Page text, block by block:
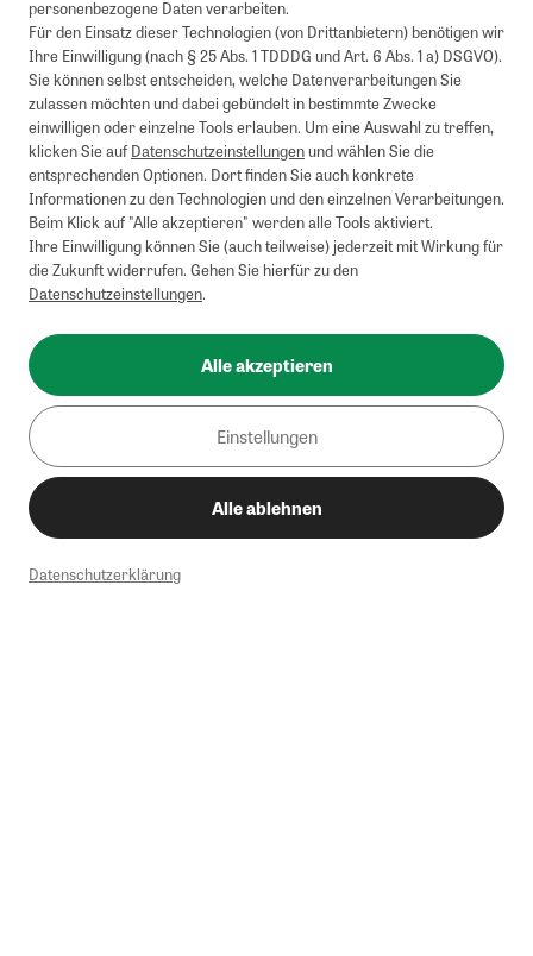
personenbezogene Daten verarbeiten.
Für den Einsatz dieser Technologien (von Drittanbietern) benötigen wir
Ihre Einwilligung (nach § 25 Abs. 1 TDDDG und Art. 6 Abs. 1 a) DSGVO).
Sie können selbst entscheiden, welche Datenverarbeitungen Sie
zulassen möchten und dabei gebündelt in bestimmte Zwecke
einwilligen oder einzelne Tools erlauben. Um eine Auswahl zu treffen,
klicken Sie aufDatenschutzeinstellungenund wählen Sie die
entsprechenden Optionen. Dort finden Sie auch konkrete
Informationen zu den Technologien und den einzelnen Verarbeitungen.
Beim Klick auf "Alle akzeptieren" werden alle Tools aktiviert.
Ihre Einwilligung können Sie (auch teilweise) jederzeit mit Wirkung für
die Zukunft widerrufen. Gehen Sie hierfür zu den
Datenschutzeinstellungen.
Alle akzeptieren
Einstellungen
Alle ablehnen
Datenschutzerklärung